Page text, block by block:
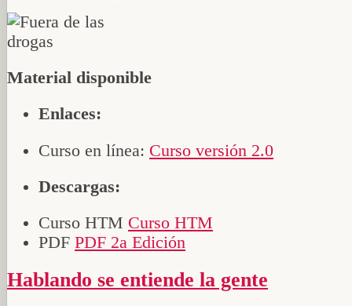
Material disponible
Enlaces:
Curso en línea: Curso versión 2.0
Descargas:
Curso HTM Curso HTM
PDF PDF 2a Edición
Hablando se entiende la gente